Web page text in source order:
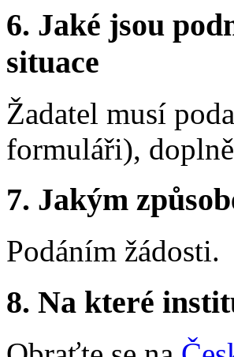
6. Jaké jsou
situace
Žadatel musí
formuláři),
7. Jakým
Podáním žádosti.
8. Na které